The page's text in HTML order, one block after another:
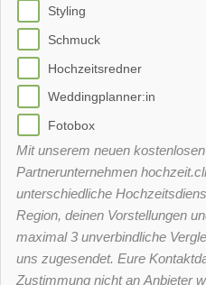
Styling
Schmuck
Hochzeitsredner
Weddingplanner:in
Fotobox
Mit unserem neuen
Partnerunternehmen
unterschiedliche
Region, deinen Vorstellungen
maximal 3 unverbindliche
uns zugesendet. Eure
Zustimmung nicht an Anbieter